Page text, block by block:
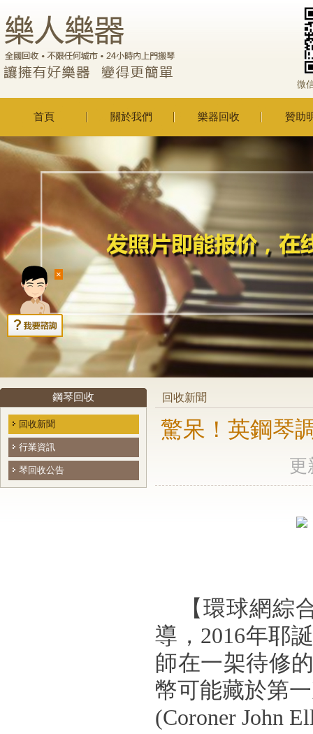
微
首頁 關於我們 樂器回收 贊助
鋼琴回收
回收新聞
行業資訊
琴回收公告
回收新聞
驚呆！英鋼琴
更
【環球網綜
導，2016年耶
師在一架待修
幣可能藏於第
(Coroner John
×